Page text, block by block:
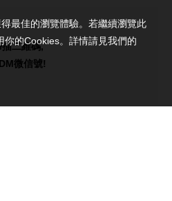
二維碼,
微信號!
最佳的瀏覽體驗。若繼續瀏覽此
的Cookies。詳情請見我們的